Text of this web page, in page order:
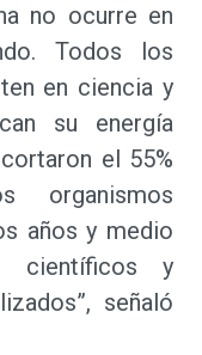
no ocurre en
Todos los
en ciencia y
su energía
el 55%
organismos
años y medio
científicos y
señaló